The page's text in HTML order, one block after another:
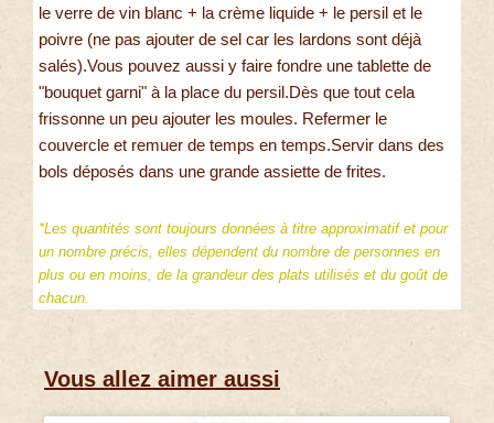
le verre de vin blanc + la crème liquide + le persil et le
poivre (ne pas ajouter de sel car les lardons sont déjà
salés).Vous pouvez aussi y faire fondre une tablette de
"bouquet garni" à la place du persil.Dès que tout cela
frissonne un peu ajouter les moules. Refermer le
couvercle et remuer de temps en temps.Servir dans des
bols déposés dans une grande assiette de frites.
*Les quantités sont toujours données à titre approximatif et pour
un nombre précis, elles dépendent du nombre de personnes en
plus ou en moins, de la grandeur des plats utilisés et du goût de
chacun.
Vous allez aimer aussi